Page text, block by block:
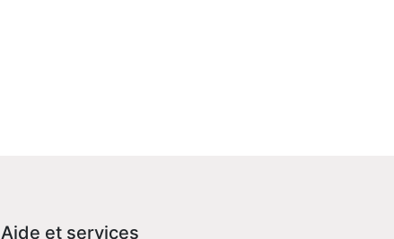
Aide et services